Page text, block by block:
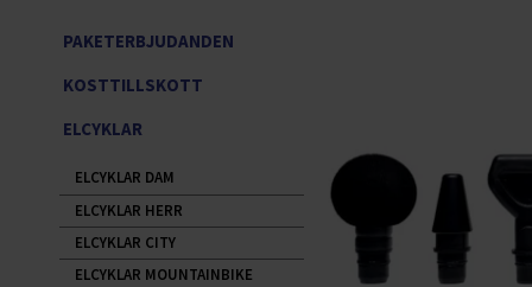
PAKETERBJUDANDEN
KOSTTILLSKOTT
ELCYKLAR
ELCYKLAR DAM
ELCYKLAR HERR
ELCYKLAR CITY
ELCYKLAR MOUNTAINBIKE